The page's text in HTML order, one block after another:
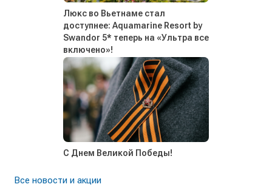
Люкс во Вьетнаме стал
доступнее: Aquamarine Resort by
Swandor 5* теперь на «Ультра все
включено»!
С Днем Великой Победы!
Все новости и акции